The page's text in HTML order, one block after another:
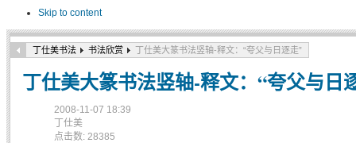
Skip to content
丁仕美书法 书法欣赏 丁仕美大篆书法竖轴-释文：“夸父与日逐走”
丁仕美大篆书法竖轴-释文：“夸父与日
2008-11-07 18:39
丁仕美
点击数: 28385